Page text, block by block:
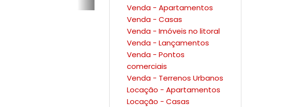
Venda - Apartamentos
Venda - Casas
Venda - Imóveis no litoral
Venda - Lançamentos
Venda - Pontos
comerciais
Venda - Terrenos Urbanos
Locação - Apartamentos
Locação - Casas